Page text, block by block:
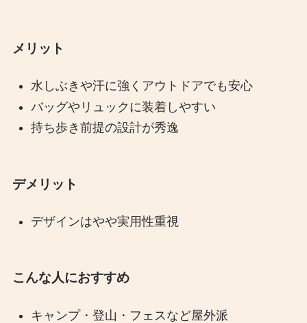
メリット
水しぶきや汗に強くアウトドアでも安心
バッグやリュックに装着しやすい
持ち歩き前提の設計が秀逸
デメリット
デザインはやや実用性重視
こんな人におすすめ
キャンプ・登山・フェスなど屋外派